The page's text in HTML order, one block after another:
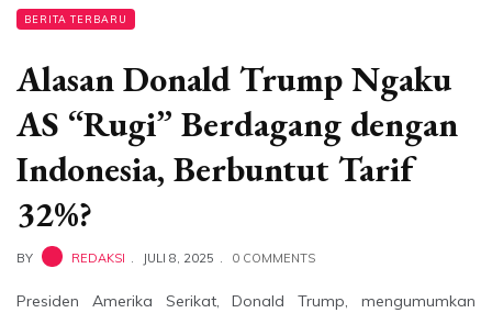
BERITA TERBARU
Alasan Donald Trump Ngaku
AS “Rugi” Berdagang dengan
Indonesia, Berbuntut Tarif
32%?
BY REDAKSI JULI 8, 2025 0 COMMENTS
Presiden Amerika Serikat, Donald Trump, mengumumkan